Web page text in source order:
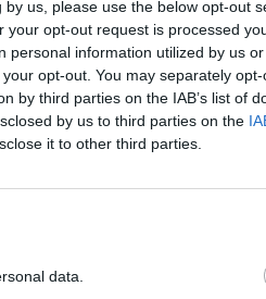
us, please use the below opt-out
opt-out request is processed
personal information utilized by us
opt-out. You may separately
by third parties on the IAB’s list of
by us to third parties on the
it to other third parties.
data.
Gl. Skole
Kirke og
er tirsdag